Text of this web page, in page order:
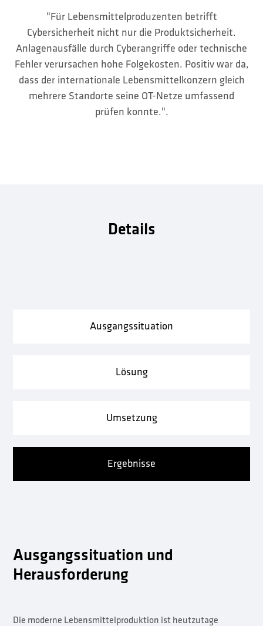
"Für Lebensmittelproduzenten betrifft
Cybersicherheit nicht nur die Produktsicherheit.
Anlagen­ausfälle durch Cyberangriffe oder technische
Fehler verursachen hohe Folgekosten. Positiv war da,
dass der internationale Lebensmittelkonzern gleich
mehrere Standorte seine OT-Netze umfassend
prüfen konnte.".
Details
Ausgangssituation
Lösung
Umsetzung
Ergebnisse
Ausgangssituation und
Herausforderung
Die moderne Lebensmittelproduktion ist heutzutage